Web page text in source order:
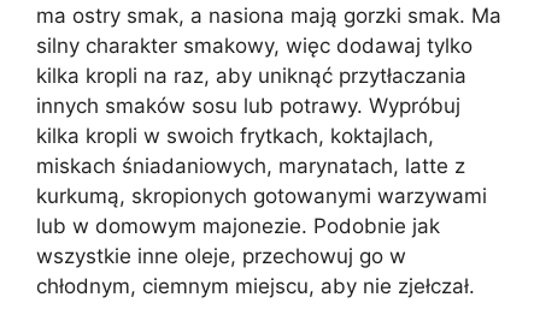
ma ostry smak, a nasiona mają gorzki smak. Ma
silny charakter smakowy, więc dodawaj tylko
kilka kropli na raz, aby uniknąć przytłaczania
innych smaków sosu lub potrawy. Wypróbuj
kilka kropli w swoich frytkach, koktajlach,
miskach śniadaniowych, marynatach, latte z
kurkumą, skropionych gotowanymi warzywami
lub w domowym majonezie. Podobnie jak
wszystkie inne oleje, przechowuj go w
chłodnym, ciemnym miejscu, aby nie zjełczał.